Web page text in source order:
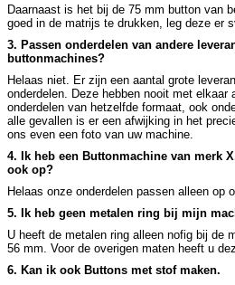
Daarnaast is het bij de 75 mm button van
goed in de matrijs te drukken, leg deze er
3. Passen onderdelen van andere
buttonmachines?
Helaas niet. Er zijn een aantal grote
onderdelen. Deze hebben nooit met elkaar
onderdelen van hetzelfde formaat, ook
alle gevallen is er een afwijking in het
ons even een foto van uw machine.
4. Ik heb een Buttonmachine van merk
ook op?
Helaas onze onderdelen passen alleen op
5. Ik heb geen metalen ring bij mijn
U heeft de metalen ring alleen nofig bij de
56 mm. Voor de overigen maten heeft u
6. Kan ik ook Buttons met stof maken.